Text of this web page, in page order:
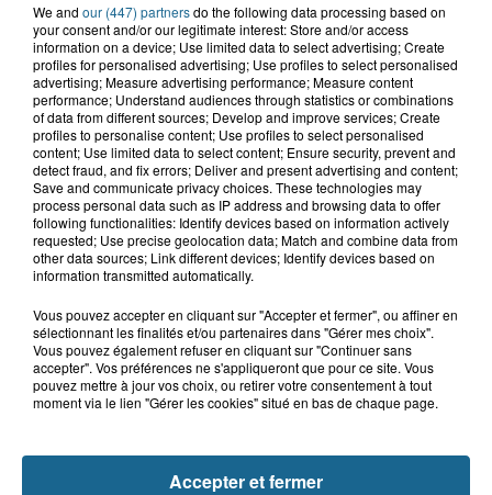
8h14
Boulogne-sur-Mer : plongée au cœur
des contrôles de sécurité en mer
7h48
"Il faudrait revoter" : les habitants de
Saint-Omer réagissent...
NOS AUTRES PODCASTS
We and our (447) partnersdo the following data processing based on
your consent and/or our legitimate interest: Store and/or access
information on a device; Use limited data to select advertising; Create
profiles for personalised advertising; Use profiles to select personalised
advertising; Measure advertising performance; Measure content
performance; Understand audiences through statistics or combinations
of data from different sources; Develop and improve services; Create
profiles to personalise content; Use profiles to select personalised
content; Use limited data to select content; Ensure security, prevent and
detect fraud, and fix errors; Deliver and present advertising and content;
Save and communicate privacy choices. These technologies may
process personal data such as IP address and browsing data to offer
following functionalities: Identify devices based on information actively
requested; Use precise geolocation data; Match and combine data from
other data sources; Link different devices; Identify devices based on
information transmitted automatically.
Vous pouvez accepter en cliquant sur "Accepter et fermer", ou affiner en
sélectionnant les finalités et/ou partenaires dans "Gérer mes choix".
Vous pouvez également refuser en cliquant sur "Continuer sans
accepter". Vos préférences ne s'appliqueront que pour ce site. Vous
pouvez mettre à jour vos choix, ou retirer votre consentement à tout
moment via le lien "Gérer les cookies" situé en bas de chaque page.
Accepter et fermer